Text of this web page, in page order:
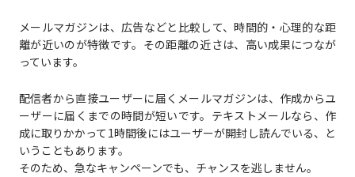
メールマガジンは、広告などと比較して、時間的・心理的な距
離が近いのが特徴です。その距離の近さは、高い成果につなが
っています。
配信者から直接ユーザーに届くメールマガジンは、作成からユ
ーザーに届くまでの時間が短いです。テキストメールなら、作
成に取りかかって1時間後にはユーザーが開封し読んでいる、と
いうこともあります。
そのため、急なキャンペーンでも、チャンスを逃しません。